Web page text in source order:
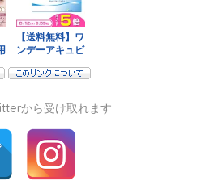
から受け取れます